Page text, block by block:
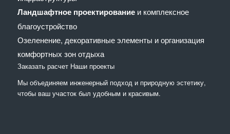
Ландшафтное проектированиеи комплексное
благоустройство
Озеленение, декоративные элементы и организация
комфортных зон отдыха
Заказать расчет Наши проекты
Мы объединяем инженерный подход и природную эстетику,
чтобы ваш участок был удобным и красивым.